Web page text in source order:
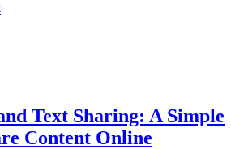
Text Sharing: A Simple
Content Online